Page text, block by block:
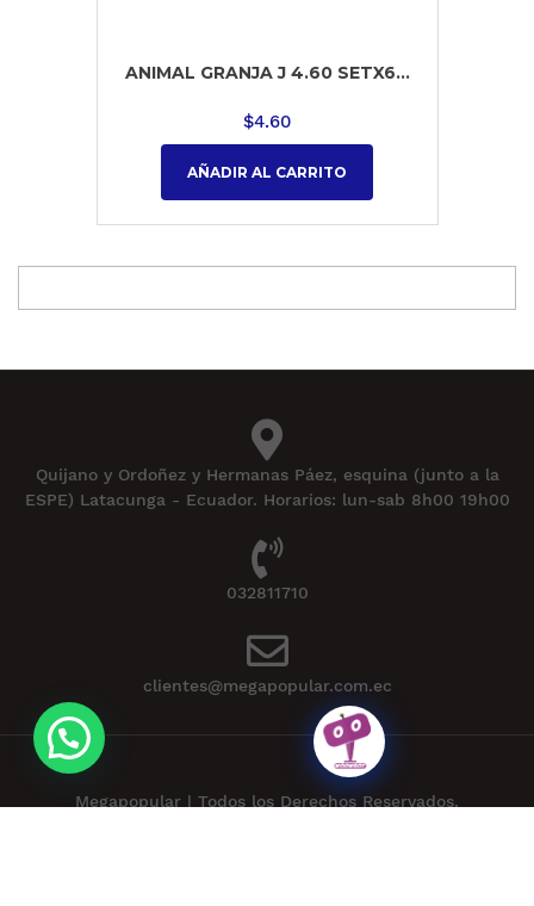
ANIMAL GRANJA J 4.60 SETX6...
$4.60
AÑADIR AL CARRITO
Quijano y Ordoñez y Hermanas Páez, esquina (junto a la
ESPE) Latacunga - Ecuador. Horarios: lun-sab 8h00 19h00
032811710
clientes@megapopular.com.ec
Megapopular | Todos los Derechos Reservados.